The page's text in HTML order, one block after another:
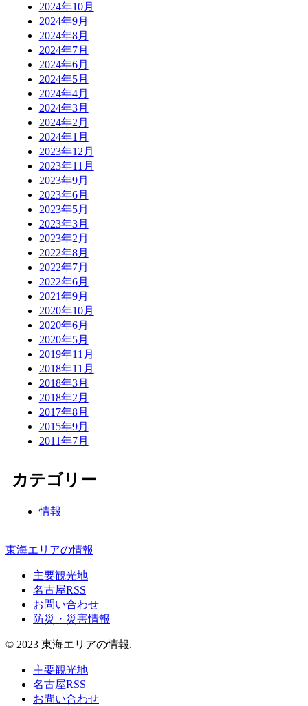
2024年10月
2024年9月
2024年8月
2024年7月
2024年6月
2024年5月
2024年4月
2024年3月
2024年2月
2024年1月
2023年12月
2023年11月
2023年9月
2023年6月
2023年5月
2023年3月
2023年2月
2022年8月
2022年7月
2022年6月
2021年9月
2020年10月
2020年6月
2020年5月
2019年11月
2018年11月
2018年3月
2018年2月
2017年8月
2015年9月
2011年7月
カテゴリー
情報
東海エリアの情報
主要観光地
名古屋RSS
お問い合わせ
防災・災害情報
© 2023 東海エリアの情報.
主要観光地
名古屋RSS
お問い合わせ